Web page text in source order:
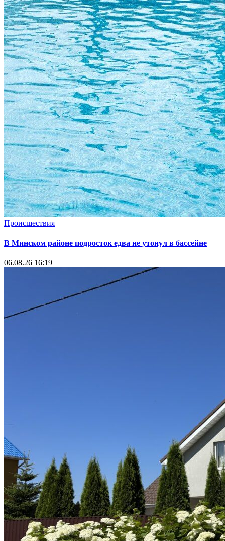
Происшествия
В Минском районе подросток едва не утонул в бассейне
06.08.26 16:19